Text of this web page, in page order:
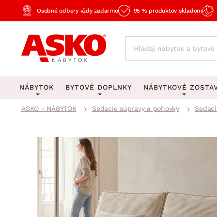
Osobné odbery vždy zadarmo 95 % produktov skladom
NÁBYTOK
Obývacia izba
Spálňa
Pracovňa a kancelária
BYTOVÉ DOPLNKY
Behúne a malé koberce
Detské koberce
Kúpeľňové predložky
Zobrazit vše Zobrazit vše
NÁBYTKOVÉ
Spálňové
Detské zostavy
Predsieňové
ASKO - NÁBYTOK Sedacie súpravy a pohovky